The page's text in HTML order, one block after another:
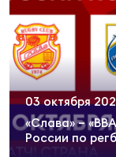
«Слава» –
России по
03 октября